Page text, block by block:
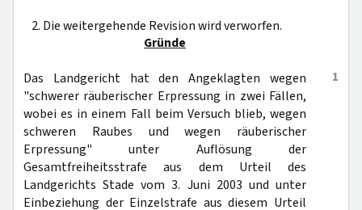
2. Die weitergehende Revision wird verworfen.
Gründe
1
Das Landgericht hat den Angeklagten wegen
"schwerer räuberischer Erpressung in zwei Fällen,
wobei es in einem Fall beim Versuch blieb, wegen
schweren Raubes und wegen räuberischer
Erpressung" unter Auflösung der
Gesamtfreiheitsstrafe aus dem Urteil des
Landgerichts Stade vom 3. Juni 2003 und unter
Einbeziehung der Einzelstrafe aus diesem Urteil